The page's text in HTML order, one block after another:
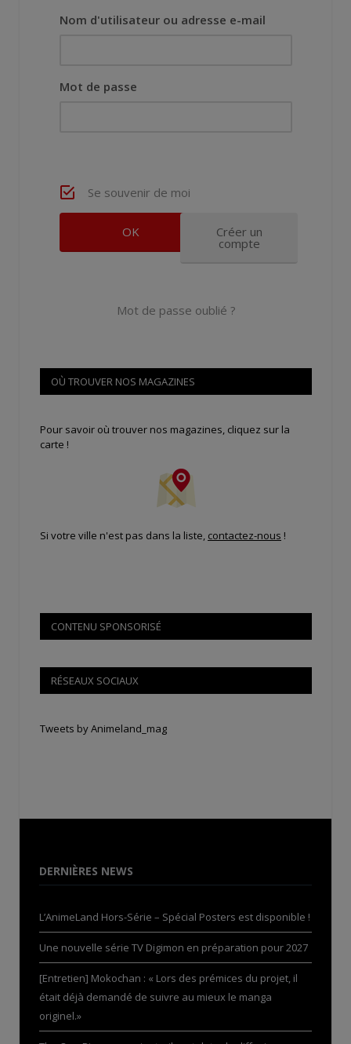
Nom d'utilisateur ou adresse e-mail
Mot de passe
Se souvenir de moi
Créer un
compte
Mot de passe oublié ?
OÙ TROUVER NOS MAGAZINES
Pour savoir où trouver nos magazines, cliquez sur la
carte !
Si votre ville n'est pas dans la liste, contactez-nous !
CONTENU SPONSORISÉ
RÉSEAUX SOCIAUX
Tweets by Animeland_mag
DERNIÈRES NEWS
L’AnimeLand Hors-Série – Spécial Posters est disponible !
Une nouvelle série TV Digimon en préparation pour 2027
[Entretien] Mokochan : « Lors des prémices du projet, il
était déjà demandé de suivre au mieux le manga
originel.»